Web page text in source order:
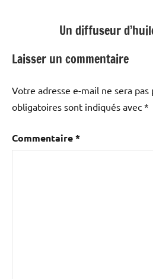
Un diffuseur
Laisser un commentaire
Votre adresse e-mail ne sera pas
obligatoires sont indiqués avec *
Commentaire*